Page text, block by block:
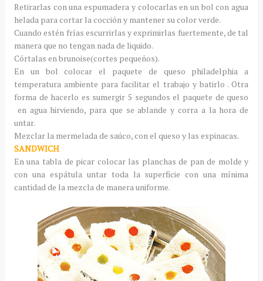
Retirarlas con una espumadera y colocarlas en un bol con agua
helada para cortar la cocción y mantener su color verde.
Cuando estén frías escurrirlas y exprimirlas fuertemente, de tal
manera que no tengan nada de liquido.
Córtalas en brunoise(cortes pequeños).
En un bol colocar el paquete de queso philadelphia a
temperatura ambiente para facilitar el trabajo y batirlo . Otra
forma de hacerlo es sumergir 5 segundos el paquete de queso
en agua hirviendo, para que se ablande y corra a la hora de
untar.
Mezclar la mermelada de saúco, con el queso y las espinacas.
SANDWICH
En una tabla de picar colocar las planchas de pan de molde y
con una espátula untar toda la superficie con una mínima
cantidad de la mezcla de manera uniforme.